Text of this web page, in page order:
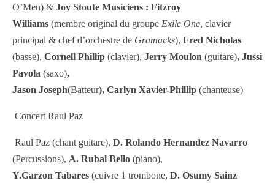
O’Men) & Joy Stoute Musiciens : Fitzroy
Williams (membre original du groupe Exile One, clavier
principal & chef d’orchestre de Gramacks), Fred Nicholas
(basse), Cornell Phillip (clavier), Jerry Moulon (guitare), Jussi
Pavola (saxo),
Jason Joseph(Batteur), Carlyn Xavier-Phillip (chanteuse)
Concert Raul Paz
Raul Paz (chant guitare), D. Rolando Hernandez Navarro
(Percussions), A. Rubal Bello (piano),
Y.Garzon Tabares (cuivre 1 trombone, D. Osumy Sainz